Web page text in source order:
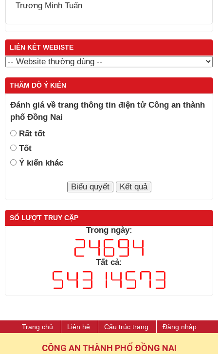
Trương Minh Tuấn
LIÊN KẾT WEBISTE
THĂM DÒ Ý KIẾN
Đánh giá về trang thông tin điện tử Công an thành
phố Đồng Nai
Rất tốt
Tốt
Ý kiến khác
SỐ LƯỢT TRUY CẬP
Trong ngày:
Tất cả:
Trang chủ Liên hệ Cấu trúc trang Đăng nhập
CÔNG AN THÀNH PHỐ ĐỒNG NAI